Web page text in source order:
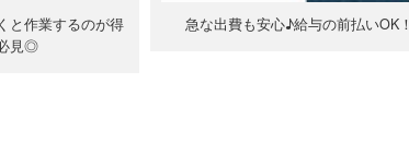
と作業するのが得
見◎
急な出費も安心♪給与の前払いOK！